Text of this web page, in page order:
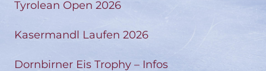
Tyrolean Open 2026
Kasermandl Laufen 2026
Dornbirner Eis Trophy – Infos